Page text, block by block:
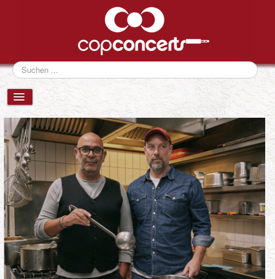
Suchen
...
VERANSTALTUNGEN
NEWS
FESTIVALS
ÜBER UNS
eventCONSULTING